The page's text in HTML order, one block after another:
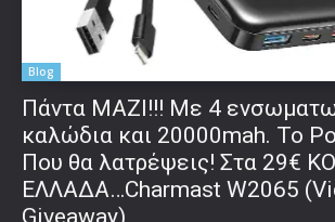
Blog
Πάντα ΜΑΖΙ!!! Με 4
καλώδια και 20000mah. Το
Που θα λατρέψεις! Στα 29€
ΕΛΛΑΔΑ…Charmast W2065
Giveaway)